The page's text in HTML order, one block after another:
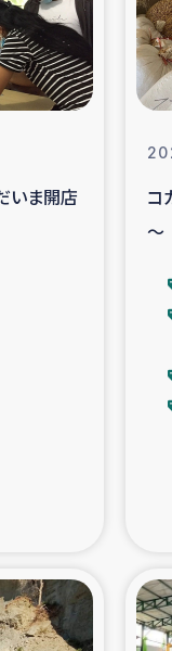
活支援・農業復興
ン・ボランティア日
における羊の畜産支
ける被災住民への
食生活改善による栄
ヒー生産者支援
いま開店
コ
～